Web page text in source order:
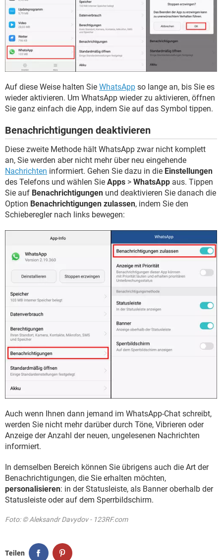
Auf diese Weise halten Sie WhatsApp so lange an, bis Sie es
wieder aktivieren. Um WhatsApp wieder zu aktivieren, öffnen
Sie ganz einfach die App, indem Sie auf das Symbol tippen.
Benachrichtigungen deaktivieren
Diese zweite Methode hält WhatsApp zwar nicht komplett
an, Sie werden aber nicht mehr über neu eingehende
Nachrichten informiert. Gehen Sie dazu in die Einstellungen
des Telefons und wählen Sie Apps > WhatsApp aus. Tippen
Sie auf Benachrichtigungen und deaktivieren Sie danach die
Option Benachrichtigungen zulassen, indem Sie den
Schieberegler nach links bewegen:
Auch wenn Ihnen dann jemand im WhatsApp-Chat schreibt,
werden Sie nicht mehr darüber durch Töne, Vibrieren oder
Anzeige der Anzahl der neuen, ungelesenen Nachrichten
informiert.
In demselben Bereich können Sie übrigens auch die Art der
Benachrichtigungen, die Sie erhalten möchten,
personalisieren: in der Statusleiste, als Banner oberhalb der
Statusleiste oder auf dem Sperrbildschirm.
Foto: © Aleksandr Davydov - 123RF.com
Teilen